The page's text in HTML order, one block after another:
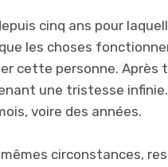
cinq ans pour
les choses
cette personne.
une tristesse
voire des années.
circonstances,